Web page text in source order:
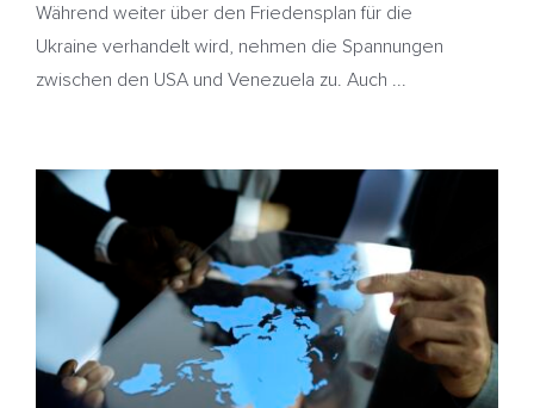
Während weiter über den Friedensplan für die
Ukraine verhandelt wird, nehmen die Spannungen
zwischen den USA und Venezuela zu. Auch ...
Ölpreise sinken – Ukraine will weiter an
Friedensabkommen arbeiten – Heizöl günstiger
HeizölNews Russland Ukraine Venezuela